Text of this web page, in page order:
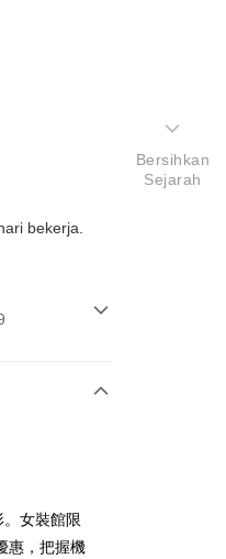
bekerja.
女裝館限
惠，把握機
Bersihkan
Sejarah